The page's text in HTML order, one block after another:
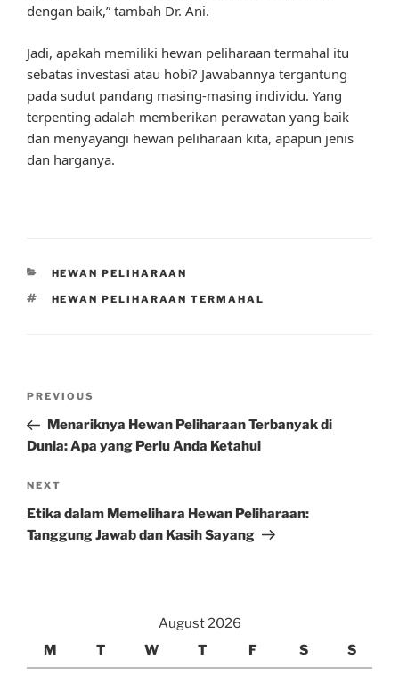
dengan baik,” tambah Dr. Ani.
Jadi, apakah memiliki hewan peliharaan termahal itu
sebatas investasi atau hobi? Jawabannya tergantung
pada sudut pandang masing-masing individu. Yang
terpenting adalah memberikan perawatan yang baik
dan menyayangi hewan peliharaan kita, apapun jenis
dan harganya.
CATEGORIES
HEWAN PELIHARAAN
TAGS
HEWAN PELIHARAAN TERMAHAL
Previous
Post
PREVIOUS
Menariknya Hewan Peliharaan Terbanyak di
Dunia: Apa yang Perlu Anda Ketahui
Next
Post
NEXT
Etika dalam Memelihara Hewan Peliharaan:
Tanggung Jawab dan Kasih Sayang
August 2026
M
T W T F S S